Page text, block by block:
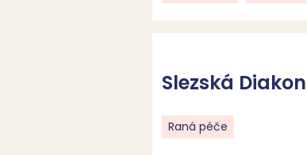
Slezská
Raná péče